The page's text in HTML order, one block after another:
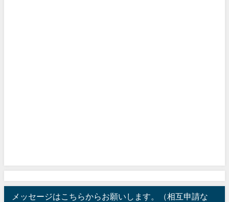
メッセージはこちらからお願いします。（相互申請な